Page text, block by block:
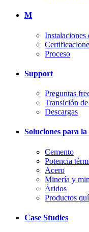
M
Instalaciones
Proceso
Support
Preguntas
Transición
Descargas
Soluciones para
Cemento
Potencia
Acero
Minería y
Áridos
Productos
Case Studies